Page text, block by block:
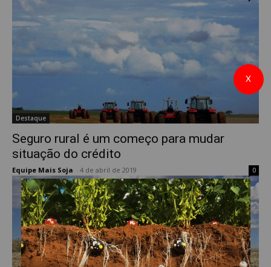
Destaque
Seguro rural é um começo para mudar
situação do crédito
Equipe Mais Soja 4 de abril de 2019 0
X